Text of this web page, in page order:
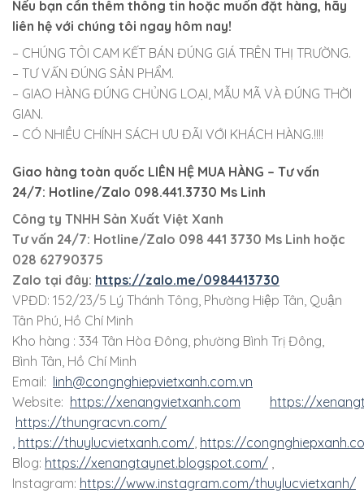
Nếu bạn cần thêm thông tin hoặc muốn đặt hàng, hãy
liên hệ với chúng tôi ngay hôm nay!
– CHÚNG TÔI CAM KẾT BÁN ĐÚNG GIÁ TRÊN THỊ TRƯỜNG.
– TƯ VẤN ĐÚNG SẢN PHẨM.
– GIAO HÀNG ĐÚNG CHỦNG LOẠI, MẪU MÃ VÀ ĐÚNG THỜI
GIAN.
– CÓ NHIỀU CHÍNH SÁCH ƯU ĐÃI VỚI KHÁCH HÀNG.!!!!
Giao hàng toàn quốc LIÊN HỆ MUA HÀNG – Tư vấn
24/7: Hotline/Zalo 098.441.3730 Ms Linh
Công ty TNHH Sản Xuất Việt Xanh
Tư vấn 24/7: Hotline/Zalo 098 441 3730 Ms Linh hoặc
028 62790375
Zalo tại đây: https://zalo.me/0984413730
VPĐD: 152/23/5 Lý Thánh Tông, Phường Hiệp Tân, Quận
Tân Phú, Hồ Chí Minh
Kho hàng : 334 Tân Hòa Đông, phường Bình Trị Đông,
Bình Tân, Hồ Chí Minh
Email: linh@congnghiepvietxanh.com.vn
Website: https://xenangvietxanh.com
https://
https://thungracvn.com/
, https://thuylucvietxanh.com/, https://
Blog: https://xenangtaynet.blogspot.com/ ,
Instagram: https://www.instagram.com/thuylucvietxanh/